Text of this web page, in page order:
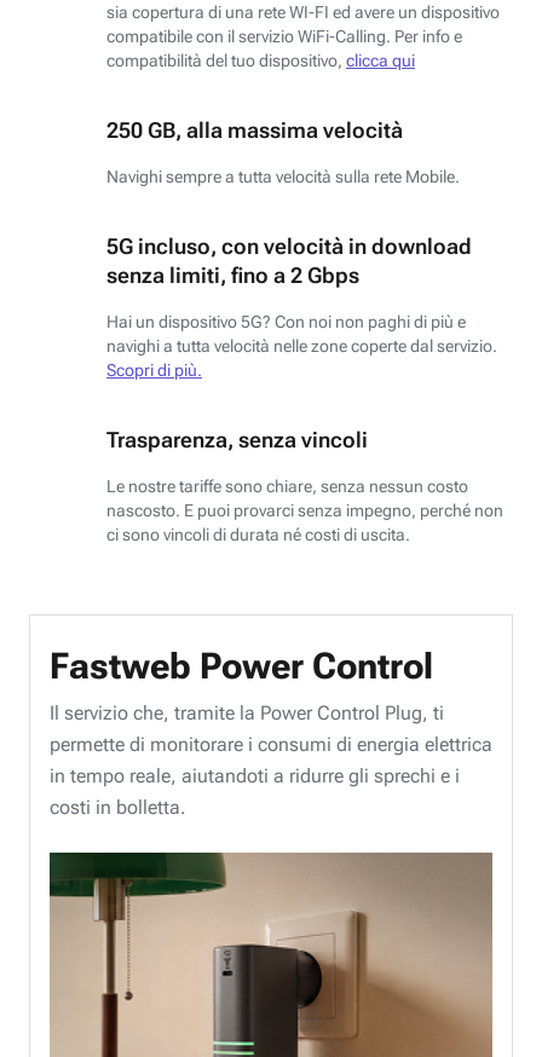
sia copertura di una rete WI-FI ed avere un dispositivo
compatibile con il servizio WiFi-Calling. Per info e
compatibilità del tuo dispositivo, clicca qui
250 GB, alla massima velocità
Navighi sempre a tutta velocità sulla rete Mobile.
5G incluso, con velocità in download
senza limiti, fino a 2 Gbps
Hai un dispositivo 5G? Con noi non paghi di più e
navighi a tutta velocità nelle zone coperte dal servizio.
Scopri di più.
Trasparenza, senza vincoli
Le nostre tariffe sono chiare, senza nessun costo
nascosto. E puoi provarci senza impegno, perché non
ci sono vincoli di durata né costi di uscita.
Fastweb Power Control
Il servizio che, tramite la Power Control Plug, ti
permette di monitorare i consumi di energia elettrica
in tempo reale, aiutandoti a ridurre gli sprechi e i
costi in bolletta.